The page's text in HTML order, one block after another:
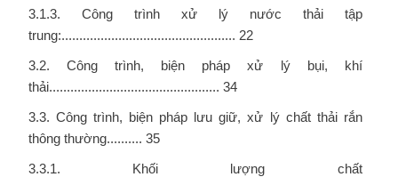
3.1.3. Công trình xử lý nước thải tập
trung:................................................. 22
3.2. Công trình, biện pháp xử lý bụi, khí
thải................................................ 34
3.3. Công trình, biện pháp lưu giữ, xử lý chất thải rắn
thông thường.......... 35
3.3.1. Khối lượng chất